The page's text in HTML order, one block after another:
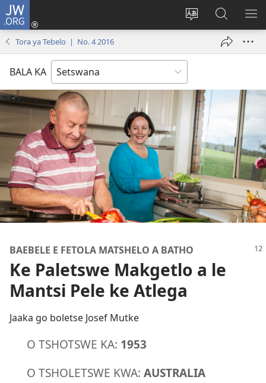
JW.ORG
Fetola
Tsena
e
Senka
JW.ORG/
Tora ya Tebelo | No. 4 2016
BALA KA
BAEBELE E FETOLA MATSHELO A BATHO
Ke Paletswe Makgetlo a le
Mantsi Pele ke Atlega
Jaaka go boletse Josef Mutke
O TSHOTSWE KA: 1953
O TSHOLETSWE KWA: AUSTRALIA